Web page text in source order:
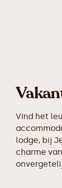
Vind het
lodge, bij
charme